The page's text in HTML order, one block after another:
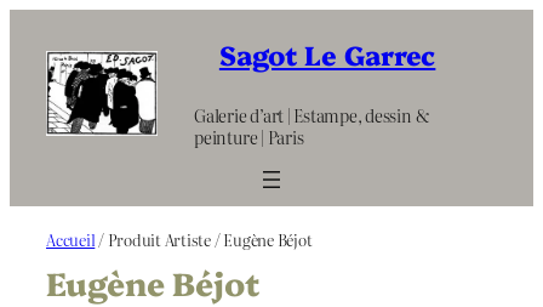
contenu
Sagot Le Garrec
Galerie d’art | Estampe, dessin &
peinture | Paris
Accueil / Produit Artiste / Eugène Béjot
Eugène Béjot